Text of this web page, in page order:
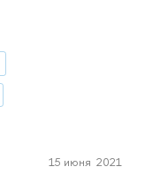
15 июня 2021